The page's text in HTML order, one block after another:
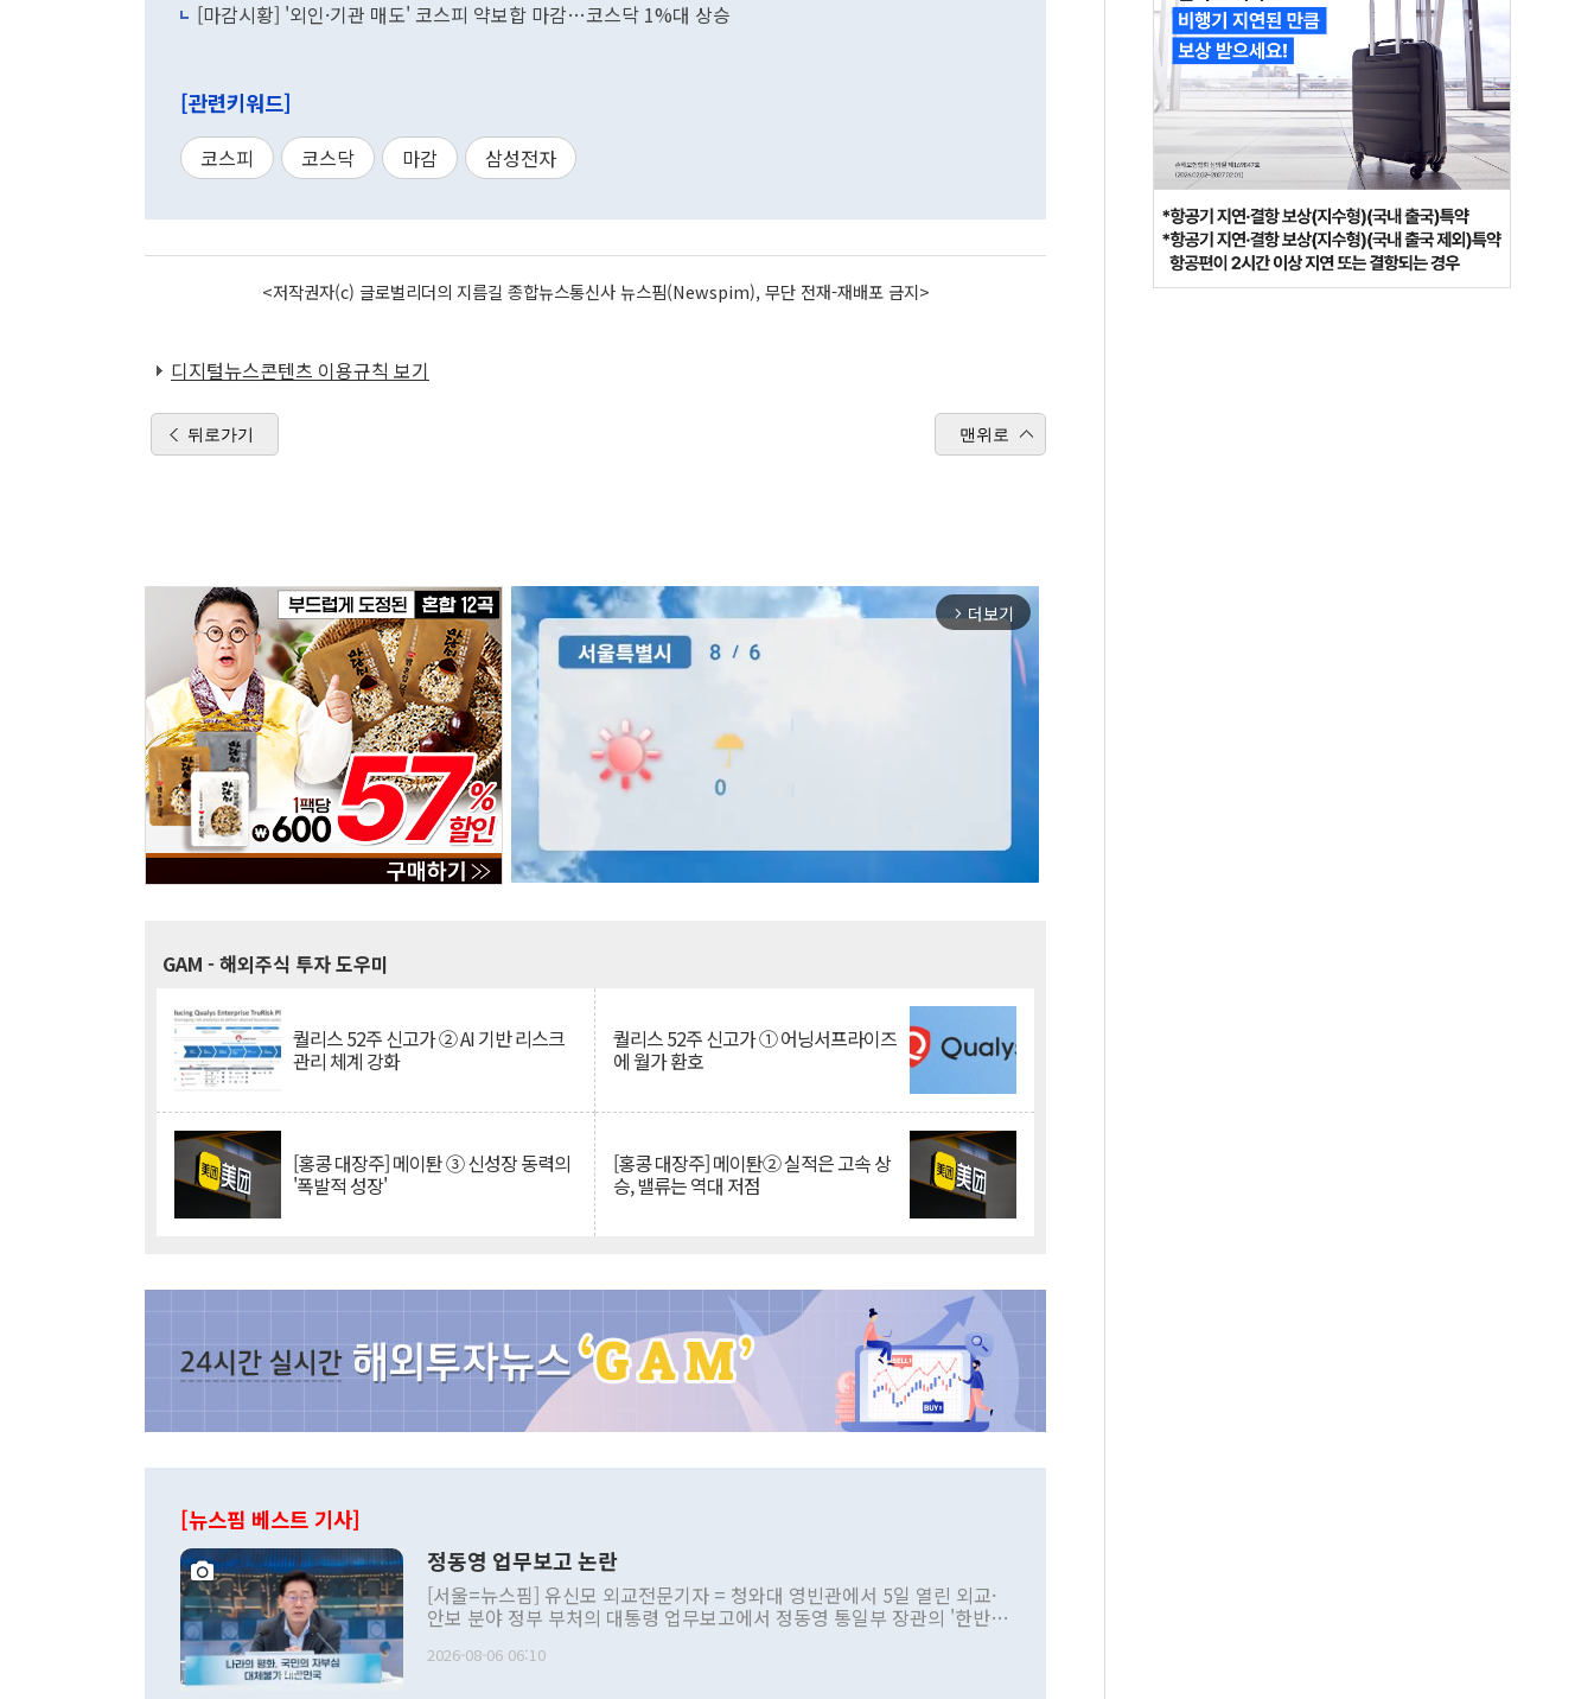
[마감시황] '외인·기관 매도' 코스피 약보합 마감…코스닥 1%대 상승
[관련키워드]
코스피 코스닥 마감 삼성전자
<저작권자(c) 글로벌리더의 지름길 종합뉴스통신사 뉴스핌(Newspim), 무단 전재-재배포 금지>
디지털뉴스콘텐츠 이용규칙 보기
뒤로가기 맨위로
arrow_forward_ios 더보기
GAM - 해외주식 투자 도우미
퀄리스 52주 신고가 ② AI 기반 리스크
관리 체계 강화
퀄리스 52주 신고가 ① 어닝서프라이즈
에 월가 환호
[홍콩 대장주] 메이퇀 ③ 신성장 동력의
'폭발적 성장'
[홍콩 대장주] 메이퇀② 실적은 고속 상
승, 밸류는 역대 저점
[뉴스핌 베스트 기사]
정동영 업무보고 논란
[서울=뉴스핌] 유신모 외교전문기자 = 청와대 영빈관에서 5일 열린 외교·
안보 분야 정부 부처의 대통령 업무보고에서 정동영 통일부 장관의 '한반도
발언 중에는 정부 내 조율을 거치지 않은 사안을 정책으로 추진하겠다고 공
2026-08-06 06:10